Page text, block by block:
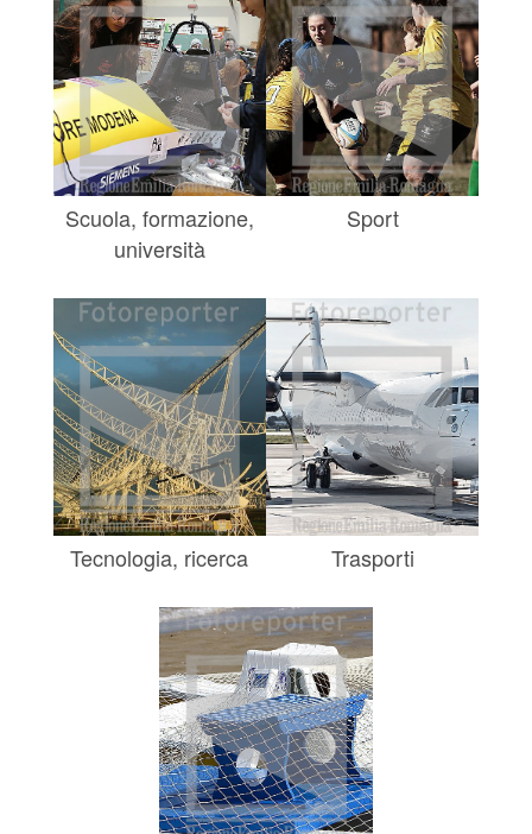
Scuola, formazione,
università
Sport
Tecnologia, ricerca Trasporti